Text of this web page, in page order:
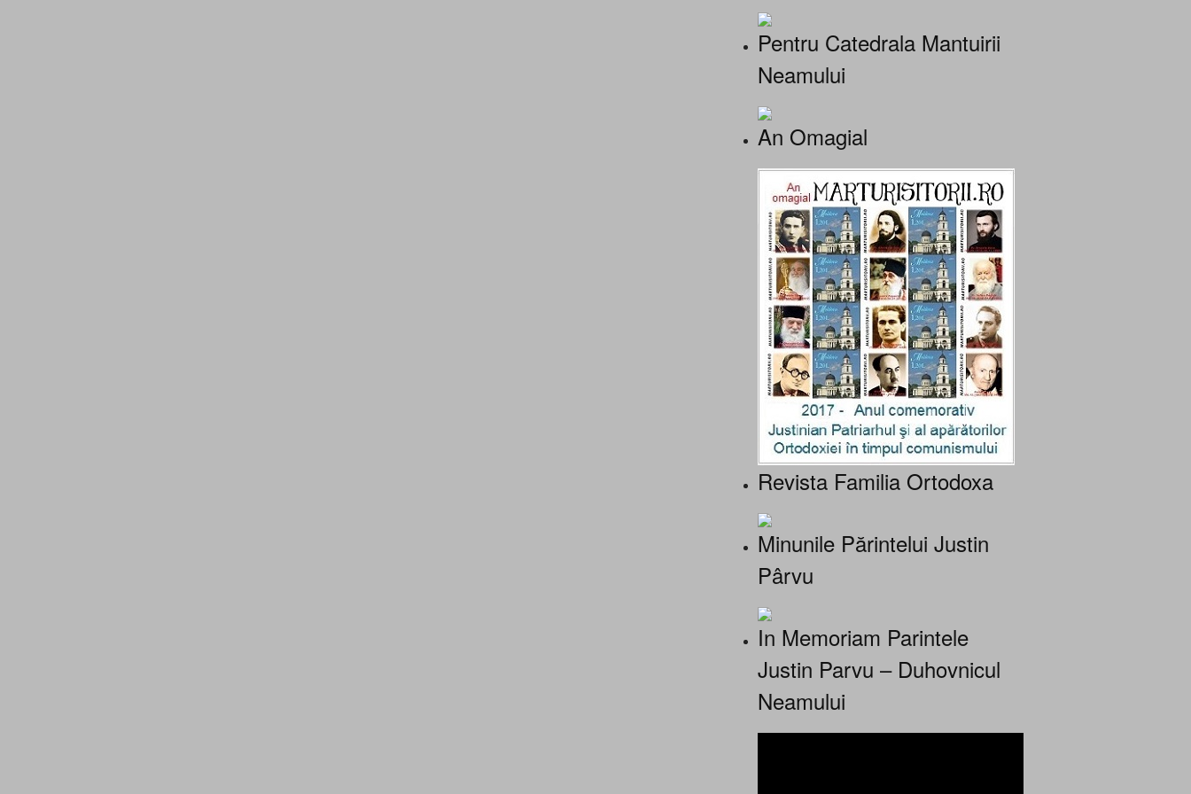
Pentru Catedrala Mantuirii
Neamului
An Omagial
Revista Familia Ortodoxa
Minunile Părintelui Justin
Pârvu
In Memoriam Parintele
Justin Parvu – Duhovnicul
Neamului